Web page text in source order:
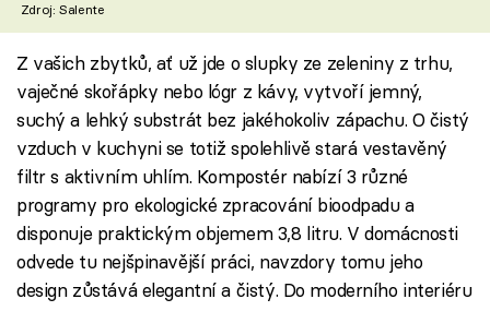
Zdroj: Salente
Z vašich zbytků, ať už jde o slupky ze zeleniny z trhu,
vaječné skořápky nebo lógr z kávy, vytvoří jemný,
suchý a lehký substrát bez jakéhokoliv zápachu. O čistý
vzduch v kuchyni se totiž spolehlivě stará vestavěný
filtr s aktivním uhlím. Kompostér nabízí 3 různé
programy pro ekologické zpracování bioodpadu a
disponuje praktickým objemem 3,8 litru. V domácnosti
odvede tu nejšpinavější práci, navzdory tomu jeho
design zůstává elegantní a čistý. Do moderního interiéru